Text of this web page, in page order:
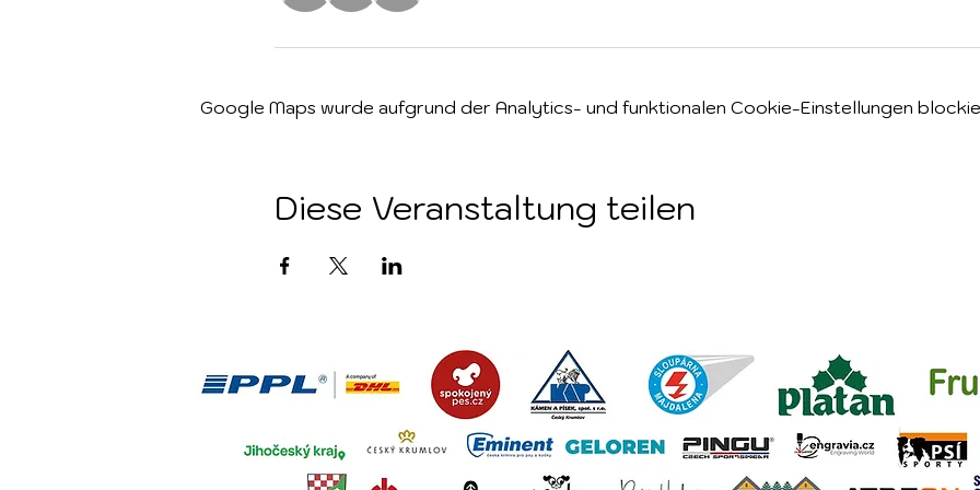
Google Maps wurde aufgrund der Analytics- und funktionalen Cookie-Einstellungen
Diese Veranstaltung teilen